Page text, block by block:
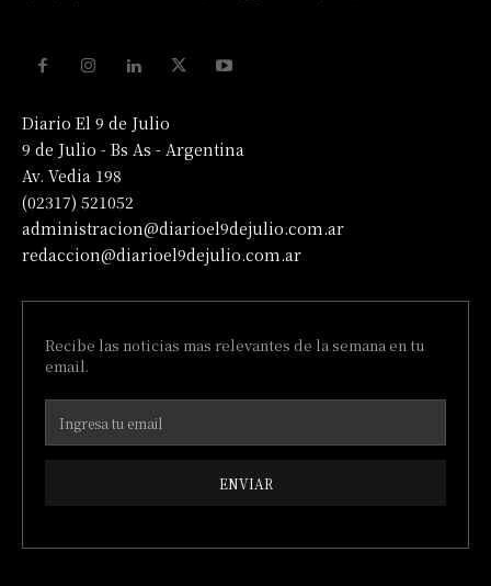
Diario El 9 de Julio
9 de Julio - Bs As - Argentina
Av. Vedia 198
(02317) 521052
administracion@diarioel9dejulio.com.ar
redaccion@diarioel9dejulio.com.ar
Recibe las noticias mas relevantes de la semana en tu
email.
ENVIAR